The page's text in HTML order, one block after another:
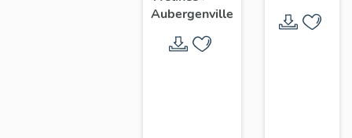
Aubergenville
et